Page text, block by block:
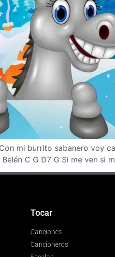
mi burrito sabanero voy
C G D7 G Si me ven si
Tocar
Canciones
Cancioneros